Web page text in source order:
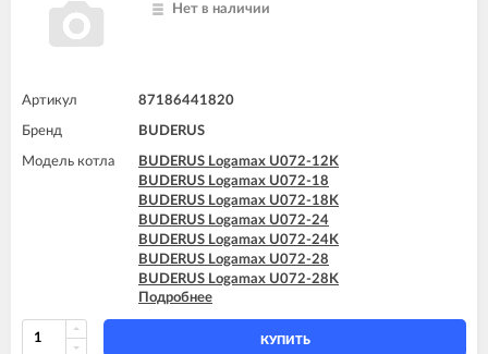
Нет в наличии
Артикул 87186441820
Бренд BUDERUS
Модель котла
BUDERUS Logamax U072-12K
BUDERUS Logamax U072-18
BUDERUS Logamax U072-18K
BUDERUS Logamax U072-24
BUDERUS Logamax U072-24K
BUDERUS Logamax U072-28
BUDERUS Logamax U072-28K
BUDERUS Logamax U072-35
BUDERUS Logamax U072-35K
Подробнее
КУПИТЬ